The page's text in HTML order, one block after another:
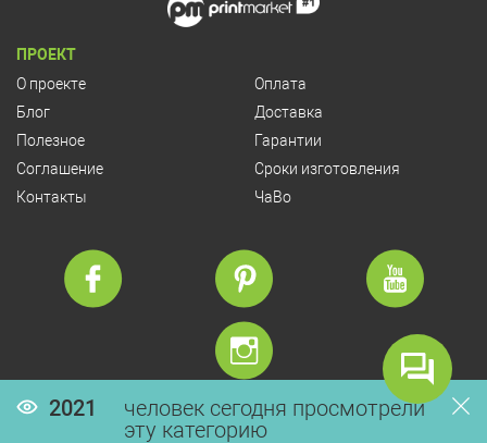
2021
человек сегодня просмотрели
эту категорию
ПРОЕКТ
О проекте
Блог
Полезное
Соглашение
Контакты
Оплата
Доставка
Гарантии
Сроки изготовления
ЧаВо
© Copyright 2026 PrintMarket
Разработка сайта: